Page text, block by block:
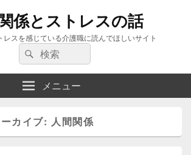
係とストレスの話
レスを感じている介護職に読んでほしいサイト
検
索:
検
索
メニュー
カイブ: 人間関係